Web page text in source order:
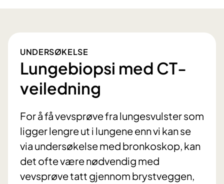
UNDERSØKELSE
Lungebiopsi med CT-
veiledning
For å få vevsprøve fra lungesvulster som
ligger lengre ut i lungene enn vi kan se
via undersøkelse med bronkoskop, kan
det ofte være nødvendig med
vevsprøve tatt gjennom brystveggen,